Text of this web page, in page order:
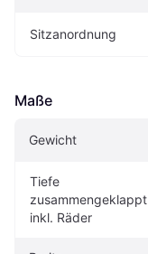
Sitzanordnung
Maße
Gewicht
Tiefe
zusammengeklappt
inkl. Räder